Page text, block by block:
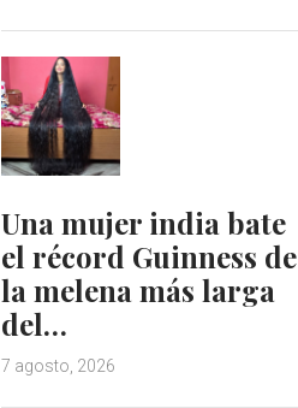
Una mujer india bate
el récord Guinness de
la melena más larga
del…
7 agosto, 2026